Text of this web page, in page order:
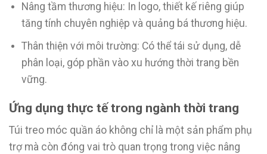
Nâng tầm thương hiệu: In logo, thiết kế riêng giúp
tăng tính chuyên nghiệp và quảng bá thương hiệu.
Thân thiện với môi trường: Có thể tái sử dụng, dễ
phân loại, góp phần vào xu hướng thời trang bền
vững.
Ứng dụng thực tế trong ngành thời trang
Túi treo móc quần áo không chỉ là một sản phẩm phụ
trợ mà còn đóng vai trò quan trọng trong việc nâng